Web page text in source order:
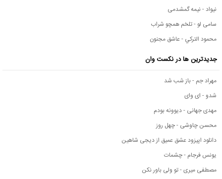
نیواد - نیمه گمشدمی
سامی لو - تلخم همچو شراب
محمود التركي - عاشق مجنون
جدیدترین ها در نکست وان
مهراد جم - باز شب شد
شدو - ای وای
مهدی جهانی - دیوونه بودم
محسن چاوشی - چهل روز
دانلود اپیزود عشق عمیق از دیجی شاهین
یونس فرجام - چشمات
مصطفی میری - تو ولی باور نکن